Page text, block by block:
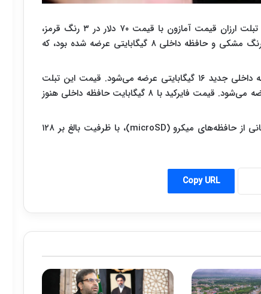
به گزارش سیناپرس به نقل از کلیک،از روز پنج‌شنبه گذشته تبلت ارزان قیمت آمازون با قیمت ۷۰ دلار در ۳ رنگ قرمز،
نارنجی، آبی، به فروش می‌رسد. نسخه قبلی این تبلت با رنگ مشکی و حافظه داخلی ۸ گیگابایتی عرضه شده بود، که
هم‌چنین تبلت کودکان به نام Fire Kids Edition، با حافظه داخلی جدید ۱۶ گیگابایتی عرضه می‌شود. قیمت این تبلت
۱۲۰ دلار است، و به همراه: یک کاور و گارانتی مادام‌العمر عرضه می‌شود. قیمت فایرکید با ۸ گیگابایت حافظه داخلی هنوز
این نکته حائز اهمیت است که این دو تبلت قابلیت پشتیبانی از حافظه‌های میکرو (microSD)، با ظرفیت بالغ بر ۱۲۸
Copy URL